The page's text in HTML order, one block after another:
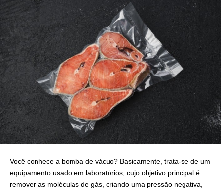
Você conhece a bomba de vácuo? Basicamente, trata-se de um
equipamento usado em laboratórios, cujo objetivo principal é
remover as moléculas de gás, criando uma pressão negativa,